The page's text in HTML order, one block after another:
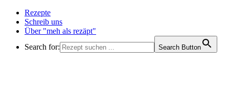
Rezepte
Schreib uns
Über "meh als rezäpt"
Search for:
Search Button